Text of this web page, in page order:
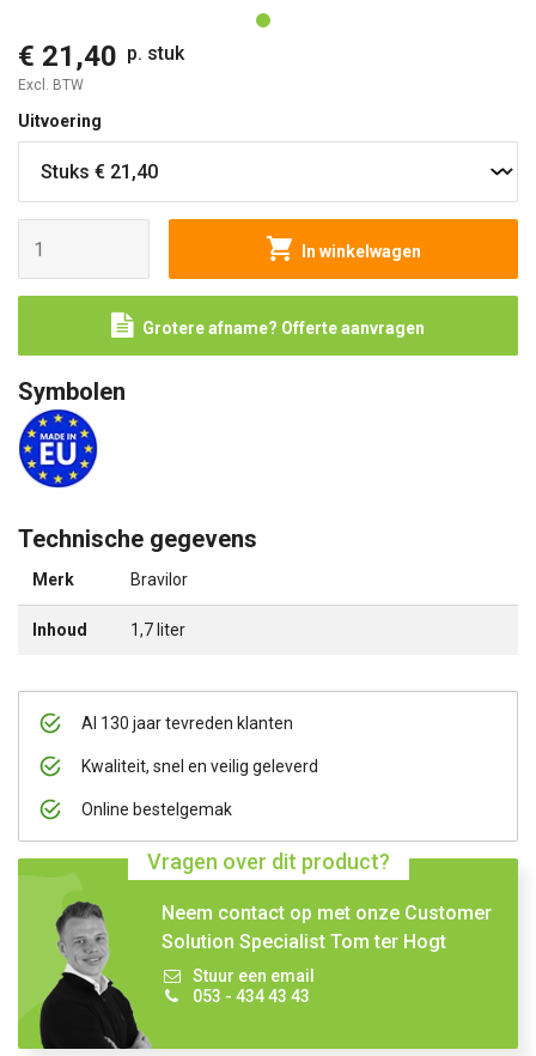
€ 21,40 p. stuk
Excl. BTW
Uitvoering
In winkelwagen
Grotere afname? Offerte aanvragen
Al 130 jaar tevreden klanten
Kwaliteit, snel en veilig geleverd
Online bestelgemak
Vragen over dit product?
Neem contact op met onze Customer
Solution Specialist Tom ter Hogt
Stuur een email
053 - 434 43 43
Symbolen
Technische gegevens
Merk Bravilor
Inhoud 1,7 liter